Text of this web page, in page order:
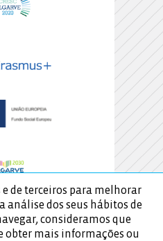
de terceiros para melhorar
análise dos seus hábitos de
consideramos que
obter mais informações ou